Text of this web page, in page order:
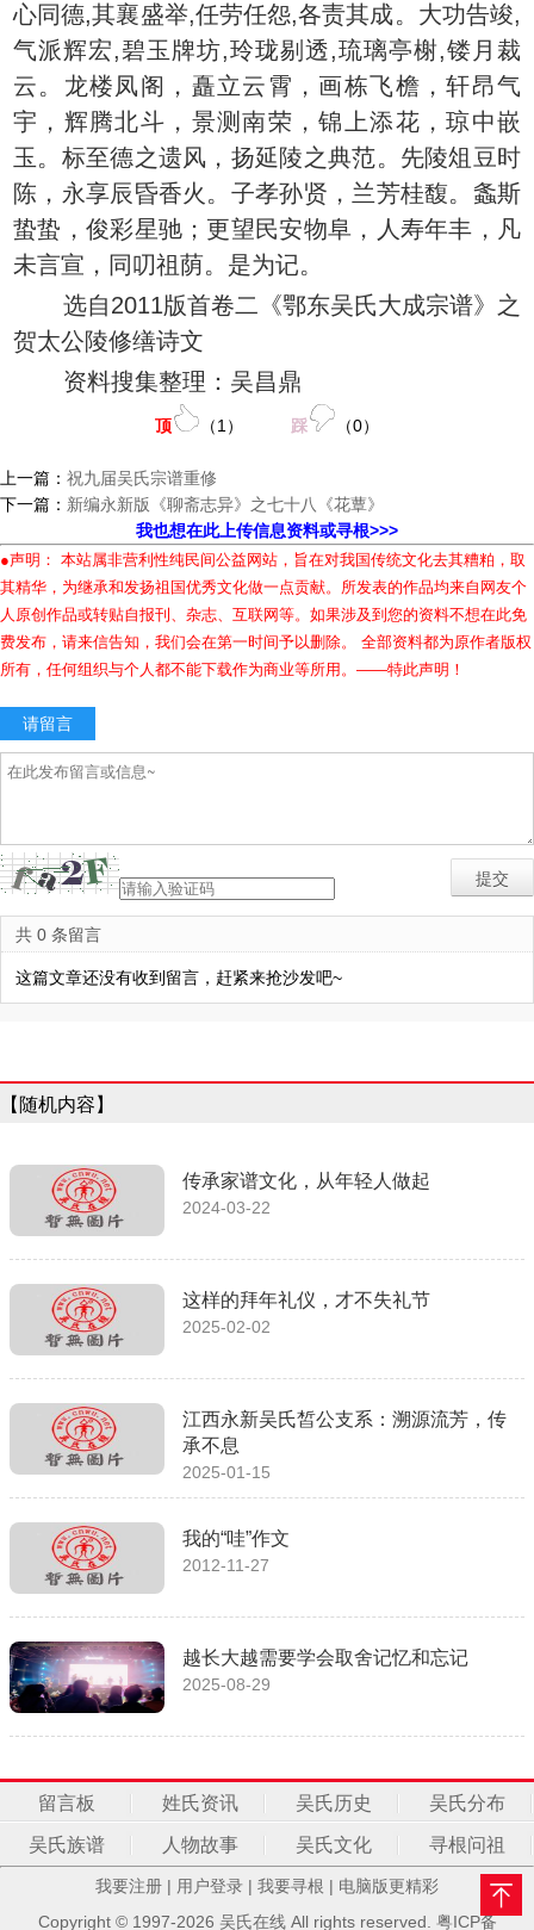
心同德,其襄盛举,任劳任怨,各责其成。大功告竣,
气派辉宏,碧玉牌坊,玲珑剔透,琉璃亭榭,镂月裁
云。龙楼凤阁，矗立云霄，画栋飞檐，轩昂气
宇，辉腾北斗，景测南荣，锦上添花，琼中嵌
玉。标至德之遗风，扬延陵之典范。先陵俎豆时
陈，永享辰昏香火。子孝孙贤，兰芳桂馥。螽斯
蛰蛰，俊彩星驰；更望民安物阜，人寿年丰，凡
未言宣，同叨祖荫。是为记。
选自2011版首卷二《鄂东吴氏大成宗谱》之
贺太公陵修缮诗文
资料搜集整理：吴昌鼎
顶 （1） 踩 （0）
上一篇： 祝九届吴氏宗谱重修
下一篇： 新编永新版《聊斋志异》之七十八《花蕈》
我也想在此上传信息资料或寻根>>>
●声明： 本站属非营利性纯民间公益网站，旨在对我国传统文化去其糟粕，取
其精华，为继承和发扬祖国优秀文化做一点贡献。所发表的作品均来自网友个
人原创作品或转贴自报刊、杂志、互联网等。如果涉及到您的资料不想在此免
费发布，请来信告知，我们会在第一时间予以删除。 全部资料都为原作者版权
所有，任何组织与个人都不能下载作为商业等所用。——特此声明！
请留言
共 0 条留言
这篇文章还没有收到留言，赶紧来抢沙发吧~
【随机内容】
传承家谱文化，从年轻人做起
2024-03-22
这样的拜年礼仪，才不失礼节
2025-02-02
江西永新吴氏皙公支系：溯源流芳，传
承不息
2025-01-15
我的“哇”作文
2012-11-27
越长大越需要学会取舍记忆和忘记
2025-08-29
留言板 姓氏资讯 吴氏历史 吴氏分布
吴氏族谱 人物故事 吴氏文化 寻根问祖
我要注册 | 用户登录 | 我要寻根 | 电脑版更精彩
Copyright © 1997-2026 吴氏在线 All rights reserved. 粤ICP备